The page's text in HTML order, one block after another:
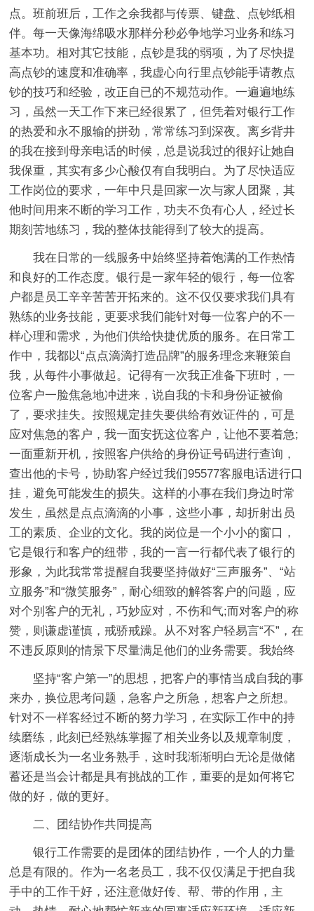
点。班前班后，工作之余我都与传票、键盘、点钞纸相
伴。每一天像海绵吸水那样分秒必争地学习业务和练习
基本功。相对其它技能，点钞是我的弱项，为了尽快提
高点钞的速度和准确率，我虚心向行里点钞能手请教点
钞的技巧和经验，改正自已的不规范动作。一遍遍地练
习，虽然一天工作下来已经很累了，但凭着对银行工作
的热爱和永不服输的拼劲，常常练习到深夜。离乡背井
的我在接到母亲电话的时候，总是说我过的很好让她自
我保重，其实有多少心酸仅有自我明白。为了尽快适应
工作岗位的要求，一年中只是回家一次与家人团聚，其
他时间用来不断的学习工作，功夫不负有心人，经过长
期刻苦地练习，我的整体技能得到了较大的提高。
我在日常的一线服务中始终坚持着饱满的工作热情
和良好的工作态度。银行是一家年轻的银行，每一位客
户都是员工辛辛苦苦开拓来的。这不仅仅要求我们具有
熟练的业务技能，更要求我们能针对每一位客户的不一
样心理和需求，为他们供给快捷优质的服务。在日常工
作中，我都以“点点滴滴打造品牌”的服务理念来鞭策自
我，从每件小事做起。记得有一次我正准备下班时，一
位客户一脸焦急地冲进来，说自我的卡和身份证被偷
了，要求挂失。按照规定挂失要供给有效证件的，可是
应对焦急的客户，我一面安抚这位客户，让他不要着急;
一面重新开机，按照客户供给的身份证号码进行查询，
查出他的卡号，协助客户经过我们95577客服电话进行口
挂，避免可能发生的损失。这样的小事在我们身边时常
发生，虽然是点点滴滴的小事，这些小事，却折射出员
工的素质、企业的文化。我的岗位是一个小小的窗口，
它是银行和客户的纽带，我的一言一行都代表了银行的
形象，为此我常常提醒自我要坚持做好“三声服务”、“站
立服务”和“微笑服务”，耐心细致的解答客户的问题，应
对个别客户的无礼，巧妙应对，不伤和气;而对客户的称
赞，则谦虚谨慎，戒骄戒躁。从不对客户轻易言“不”，在
不违反原则的情景下尽量满足他们的业务需要。我始终
坚持“客户第一”的思想，把客户的事情当成自我的事
来办，换位思考问题，急客户之所急，想客户之所想。
针对不一样客经过不断的努力学习，在实际工作中的持
续磨练，此刻已经熟练掌握了相关业务以及规章制度，
逐渐成长为一名业务熟手，这时我渐渐明白无论是做储
蓄还是当会计都是具有挑战的工作，重要的是如何将它
做的好，做的更好。
二、团结协作共同提高
银行工作需要的是团体的团结协作，一个人的力量
总是有限的。作为一名老员工，我不仅仅满足于把自我
手中的工作干好，还注意做好传、帮、带的作用，主